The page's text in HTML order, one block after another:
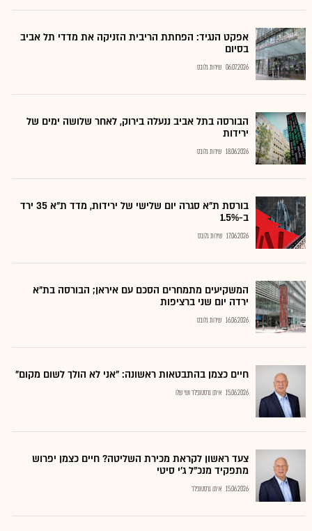
אפקט הנגיד: הפחתת הריבית הזניקה את מדדי תל אביב
בסיום
06.07.2026 שירות גלובס
הבורסה בתל אביב ננעלה בירוק, לאחר שלושה ימים של
ירידות
18.06.2026 שירות גלובס
בורסת ת"א סגרה יום שלישי של ירידות, מדד ת"א 35 ירד
ב-1.5%
17.06.2026 שירות גלובס
המשקיעים מתמחרים הסכם עם איראן; הבורסה בת"א
ירדה יום שני ברציפות
16.06.2026 שירות גלובס
חיים כצמן בהתבטאות ראשונה: "אני לא הולך לשום מקום"
15.06.2026 איתן גרסטנפלד ושי שלו
צעד ראשון לקראת מכירת השליטה? חיים כצמן יפרוש
מתפקיד מנכ"ל ג'י סיטי
15.06.2026 איתן גרסטנפלד